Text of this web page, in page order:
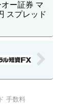
オー証券 マ
スプレッド
手数料